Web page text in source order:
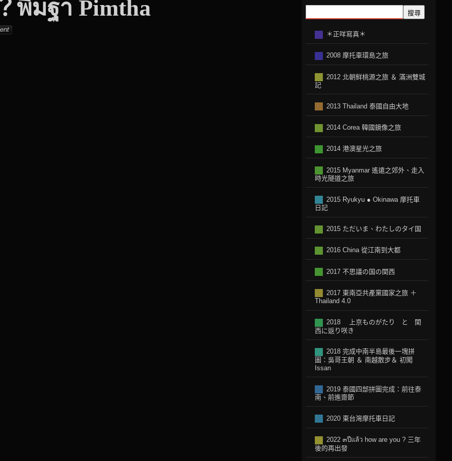
พิมฐา Pimtha 搜尋
＊正咩寫真＊
2008 摩托車環島之旅
2012 北朝鲜桃源之旅 ＆ 滿洲雙城
記
2013 Thailand 泰國自由大地
2014 Corea 韓國鏡像之旅
2014 港澳星光之旅
2015 Myanmar 遙遠之郊外、走入
時光隧道之旅
2015 Ryukyu ● Okinawa 摩托車
日記
2015 ただいま、わたしのタイ国
2016 China 從江南到大都
2017 不思議の国の関西
2017 東南亞共產黨國家之旅 ＋
Thailand 4.0
2018 上京ものがたり と 関
西に返り咲き
2018 完成中南半島最後一塊拼
圖：吳哥王朝 ＆ 南越散步＆ 初闖
Issan
2019 泰國四部拼圖完成：前往泰
南、前進齋節
2020 東台灣摩托車日記
2022 ๓ปีแล้ว how are you ? 三年
後的再出發